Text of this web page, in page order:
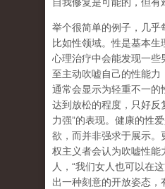
举个很简单的例子，几乎
比如性领域。性是基本生
心理治疗中会能发现一些
至主动吹嘘自己的性能力
通常会显示为轻重不一的
达到放松的程度，只好反
力强”的表现。健康的性
欲，而并非强求于展示。
权主义者会认为吹嘘性能
人， “我们女人也可以在
出一种刻意的开放姿态，